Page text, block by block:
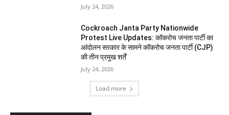
July 24, 2026
Cockroach Janta Party Nationwide
Protest Live Updates: कॉकरोच जनता पार्टी का
आंदोलन सरकार के सामने कॉकरोच जनता पार्टी (CJP)
की तीन प्रमुख शर्तें
July 24, 2026
Load more